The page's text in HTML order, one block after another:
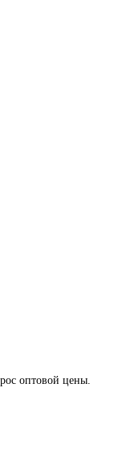
оптовой цены.